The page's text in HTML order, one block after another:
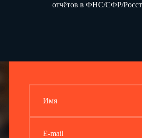
отчётов в ФНС/СФР/
Имя
E-mail